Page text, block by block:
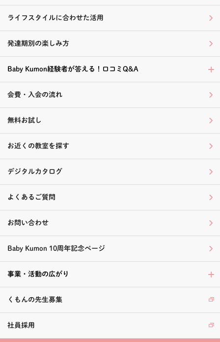
ライフスタイルに合わせた活用
発達期別の楽しみ方
Baby Kumon経験者が答える！口コミQ&A
会費・入会の流れ
無料お試し
お近くの教室を探す
デジタルカタログ
よくあるご質問
お問い合わせ
Baby Kumon 10周年記念ページ
事業・活動の広がり
くもんの先生募集
社員採用